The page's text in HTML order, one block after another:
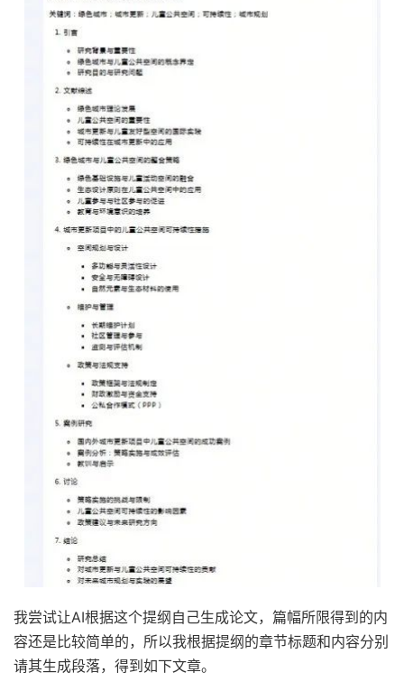
我尝试让AI根据这个提纲自己生成论文，篇幅所限得到的内
容还是比较简单的，所以我根据提纲的章节标题和内容分别
请其生成段落，得到如下文章。